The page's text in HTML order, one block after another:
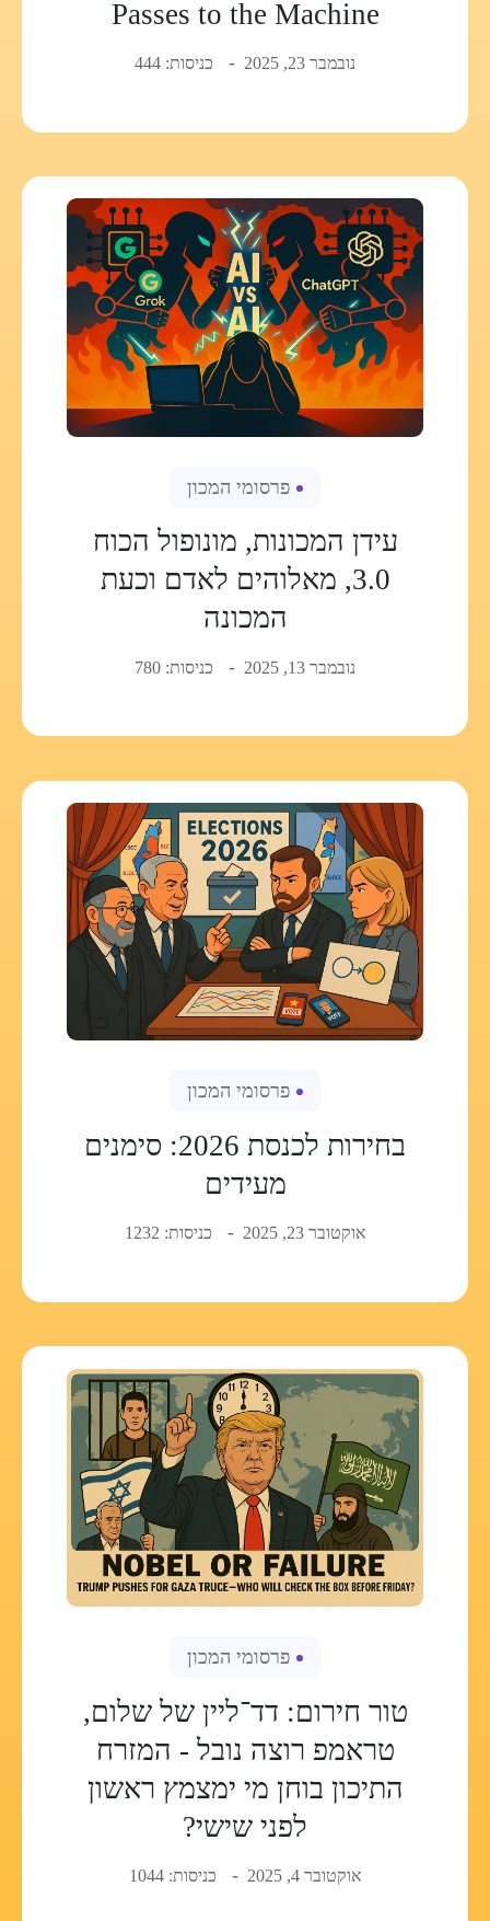
Passes to the Machine
נובמבר 23, 2025 כניסות: 444
פרסומי המכון
עידן המכונות, מונופול הכוח
3.0, מאלוהים לאדם וכעת
המכונה
נובמבר 13, 2025 כניסות: 780
פרסומי המכון
בחירות לכנסת 2026: סימנים
מעידים
אוקטובר 23, 2025 כניסות: 1232
פרסומי המכון
טור חירום: דד־ליין של שלום,
טראמפ רוצה נובל - המזרח
התיכון בוחן מי ימצמץ ראשון
לפני שישי?
אוקטובר 4, 2025 כניסות: 1044